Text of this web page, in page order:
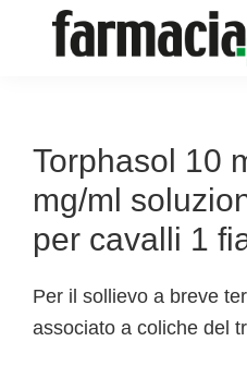
sul
mondo
della
farmacia
Torphasol 10
mg/ml
per cavalli 1
Per il sollievo a breve
associato a coliche del